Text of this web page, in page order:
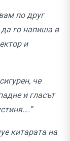
по друг
да го напиша в
и
че
и гласът
китарата на